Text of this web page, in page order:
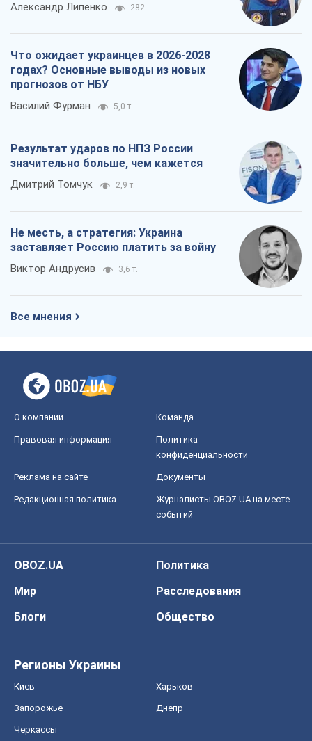
Александр Липенко 282
Что ожидает украинцев в 2026-2028
годах? Основные выводы из новых
прогнозов от НБУ
Василий Фурман 5,0 т.
Результат ударов по НПЗ России
значительно больше, чем кажется
Дмитрий Томчук 2,9 т.
Не месть, а стратегия: Украина
заставляет Россию платить за войну
Виктор Андрусив 3,6 т.
Все мнения
О компании Команда
Правовая информация
Политика
конфиденциальности
Реклама на сайте Документы
Редакционная политика
Журналисты OBOZ.UA на месте
событий
OBOZ.UA
Политика
Мир
Расследования
Блоги
Общество
Регионы Украины
Киев Харьков
Запорожье Днепр
Черкассы